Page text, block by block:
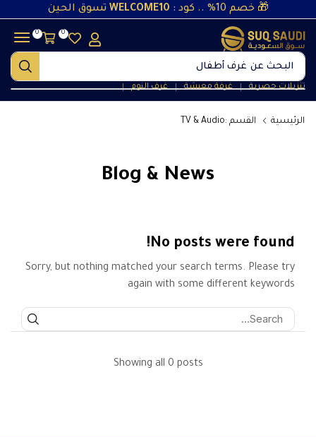
🎁 خصم 10% .. كود : WELCOME10 تسوق الحين
البحث عن غرف أطفال
تنزيلات حصرية ❘ غرفة معيشة ❘ غرف النوم ❘
0
0
الرئيسية القسم :TV & Audio
Blog & News
No posts were found!
Sorry, but nothing matched your search terms. Please try
again with some different keywords
Showing all 0 posts